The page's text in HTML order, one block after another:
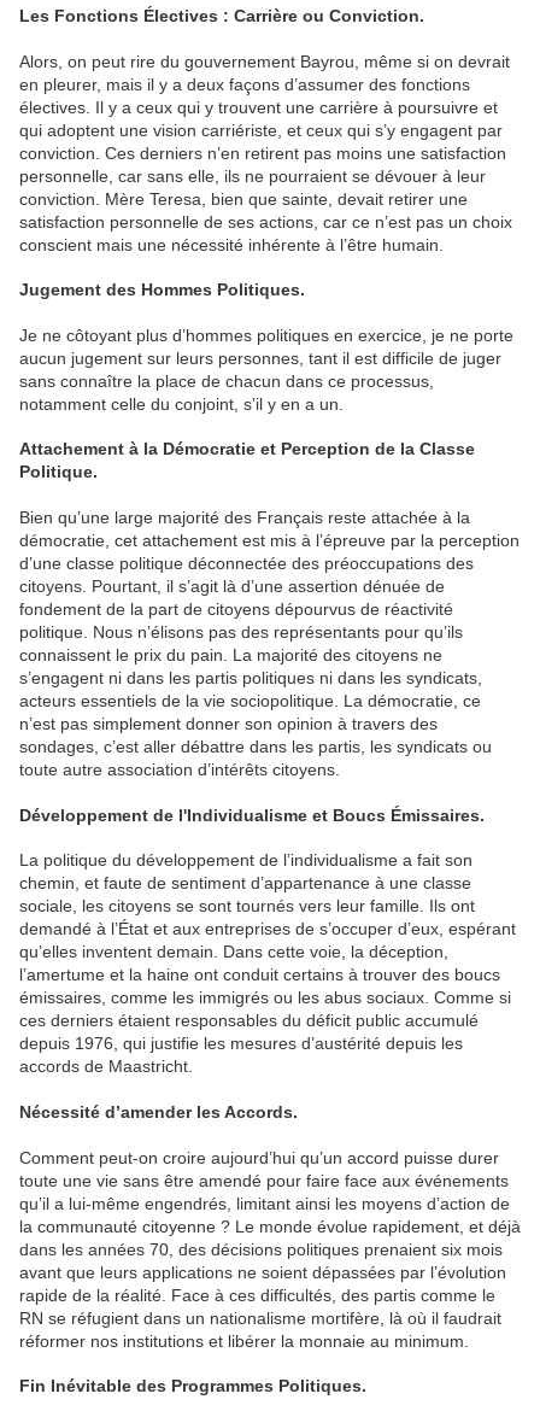
Les Fonctions Électives : Carrière ou Conviction.
Alors, on peut rire du gouvernement Bayrou, même si on devrait
en pleurer, mais il y a deux façons d’assumer des fonctions
électives. Il y a ceux qui y trouvent une carrière à poursuivre et
qui adoptent une vision carriériste, et ceux qui s’y engagent par
conviction. Ces derniers n’en retirent pas moins une satisfaction
personnelle, car sans elle, ils ne pourraient se dévouer à leur
conviction. Mère Teresa, bien que sainte, devait retirer une
satisfaction personnelle de ses actions, car ce n’est pas un choix
conscient mais une nécessité inhérente à l’être humain.
Jugement des Hommes Politiques.
Je ne côtoyant plus d’hommes politiques en exercice, je ne porte
aucun jugement sur leurs personnes, tant il est difficile de juger
sans connaître la place de chacun dans ce processus,
notamment celle du conjoint, s’il y en a un.
Attachement à la Démocratie et Perception de la Classe
Politique.
Bien qu’une large majorité des Français reste attachée à la
démocratie, cet attachement est mis à l’épreuve par la perception
d’une classe politique déconnectée des préoccupations des
citoyens. Pourtant, il s’agit là d’une assertion dénuée de
fondement de la part de citoyens dépourvus de réactivité
politique. Nous n’élisons pas des représentants pour qu’ils
connaissent le prix du pain. La majorité des citoyens ne
s’engagent ni dans les partis politiques ni dans les syndicats,
acteurs essentiels de la vie sociopolitique. La démocratie, ce
n’est pas simplement donner son opinion à travers des
sondages, c’est aller débattre dans les partis, les syndicats ou
toute autre association d’intérêts citoyens.
Développement de l'Individualisme et Boucs Émissaires.
La politique du développement de l’individualisme a fait son
chemin, et faute de sentiment d’appartenance à une classe
sociale, les citoyens se sont tournés vers leur famille. Ils ont
demandé à l’État et aux entreprises de s’occuper d’eux, espérant
qu’elles inventent demain. Dans cette voie, la déception,
l’amertume et la haine ont conduit certains à trouver des boucs
émissaires, comme les immigrés ou les abus sociaux. Comme si
ces derniers étaient responsables du déficit public accumulé
depuis 1976, qui justifie les mesures d’austérité depuis les
accords de Maastricht.
Nécessité d’amender les Accords.
Comment peut-on croire aujourd’hui qu’un accord puisse durer
toute une vie sans être amendé pour faire face aux événements
qu’il a lui-même engendrés, limitant ainsi les moyens d’action de
la communauté citoyenne ? Le monde évolue rapidement, et déjà
dans les années 70, des décisions politiques prenaient six mois
avant que leurs applications ne soient dépassées par l’évolution
rapide de la réalité. Face à ces difficultés, des partis comme le
RN se réfugient dans un nationalisme mortifère, là où il faudrait
réformer nos institutions et libérer la monnaie au minimum.
Fin Inévitable des Programmes Politiques.